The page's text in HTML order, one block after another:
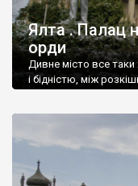
Ялта . Палац
орди
Дивне місто все
і бідністю, між